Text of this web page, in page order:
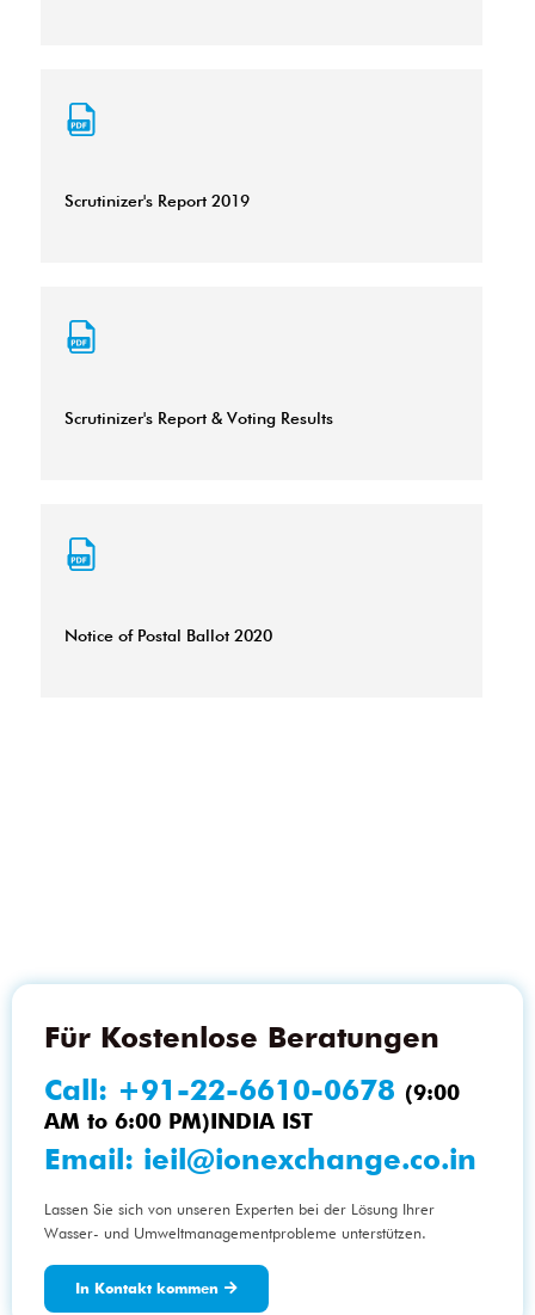
Scrutinizer's Report 2019
Scrutinizer's Report & Voting Results
Notice of Postal Ballot 2020
Für Kostenlose Beratungen
Call: +91-22-6610-0678 (9:00
AM to 6:00 PM)INDIA IST
Email: ieil@ionexchange.co.in
Lassen Sie sich von unseren Experten bei der Lösung Ihrer
Wasser- und Umweltmanagementprobleme unterstützen.
In Kontakt kommen